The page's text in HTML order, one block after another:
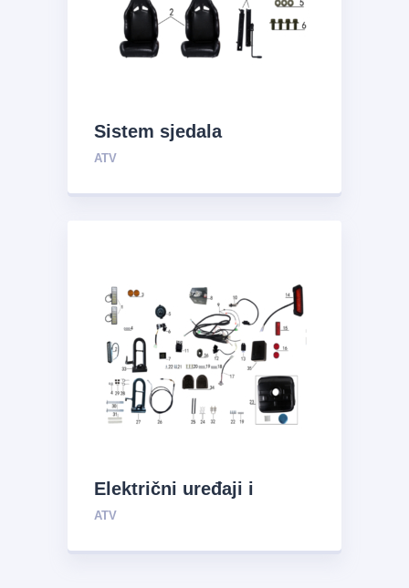
Sistem sjedala
ATV
Električni uređaji i
sistem za opskrbu uljem
ATV